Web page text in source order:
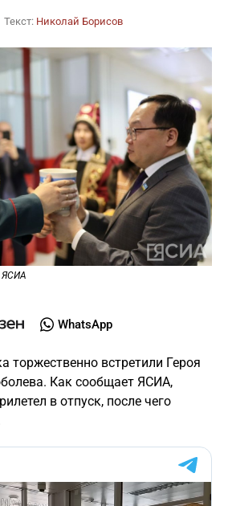
Текст: Николай Борисов
ЯСИА
WhatsApp
торжественно встретили Героя
Как сообщает ЯСИА,
в отпуск, после чего